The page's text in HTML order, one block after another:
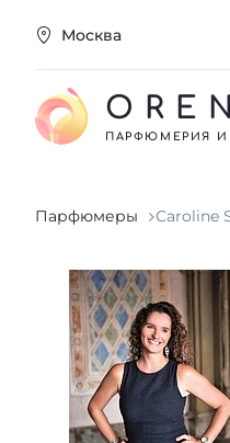
Москва
ПАРФЮМЕРИЯ И
Парфюмеры Caroline